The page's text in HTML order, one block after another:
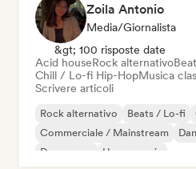
Zoila Antonio
Media/Giornalista
&gt; 100 risposte date
Acid houseRock alternativo
Chill / Lo-fi Hip-HopMusica
Scrivere articoli
Rock alternativo Beats / Lo-fi
Commerciale / Mainstream
Dream pop
House music